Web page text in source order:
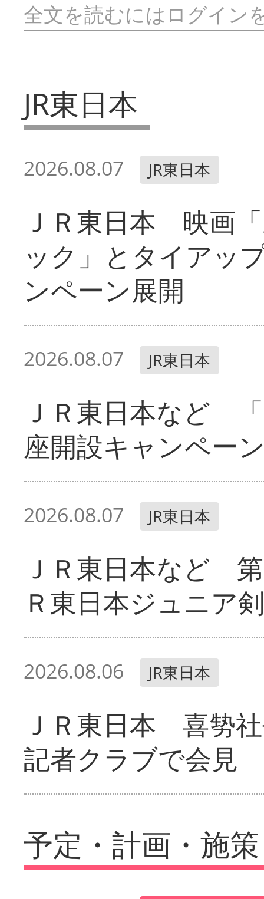
全文を読むにはログイン
JR東日本
2026.08.07 JR東日本
ＪＲ東日本 映画
ック」とタイアッ
ンペーン展開
2026.08.07 JR東日本
ＪＲ東日本など
座開設キャンペー
2026.08.07 JR東日本
ＪＲ東日本など
Ｒ東日本ジュニア
2026.08.06 JR東日本
ＪＲ東日本 喜㔟
記者クラブで会見
予定・計画・施策